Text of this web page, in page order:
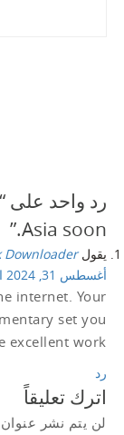
Asia soon.”
يقول Downloader
أغسطس 31, 2024 الساعة 1:44 م
internet. Your
set you
excellent work!
رد
اترك تعليقاً
لن يتم نشر عنوان